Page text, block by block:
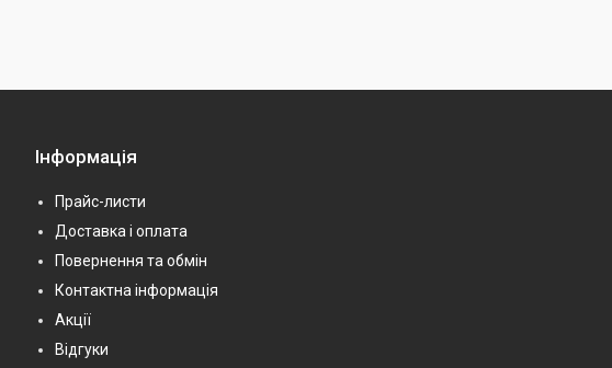
Інформація
Прайс-листи
Доставка і оплата
Повернення та обмін
Контактна інформація
Акції
Відгуки